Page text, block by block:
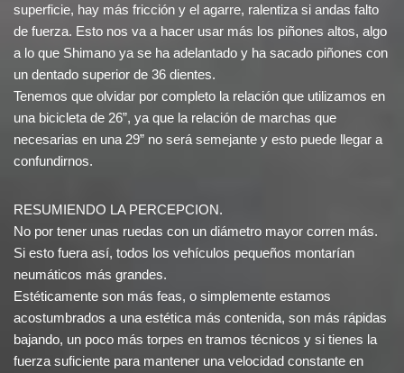
superficie, hay más fricción y el agarre, ralentiza si andas falto
de fuerza. Esto nos va a hacer usar más los piñones altos, algo
a lo que Shimano ya se ha adelantado y ha sacado piñones con
un dentado superior de 36 dientes.
Tenemos que olvidar por completo la relación que utilizamos en
una bicicleta de 26”, ya que la relación de marchas que
necesarias en una 29” no será semejante y esto puede llegar a
confundirnos.
RESUMIENDO LA PERCEPCION.
No por tener unas ruedas con un diámetro mayor corren más.
Si esto fuera así, todos los vehículos pequeños montarían
neumáticos más grandes.
Estéticamente son más feas, o simplemente estamos
acostumbrados a una estética más contenida, son más rápidas
bajando, un poco más torpes en tramos técnicos y si tienes la
fuerza suficiente para mantener una velocidad constante en